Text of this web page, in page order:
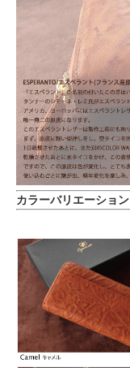
カラーバリエーション